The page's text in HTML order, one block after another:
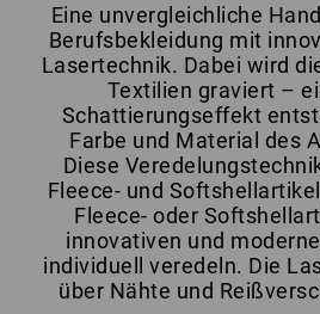
Eine unvergleichliche
Berufsbekleidung mit
Lasertechnik. Dabei wird
Textilien graviert –
Schattierungseffekt
Farbe und Material des
Diese
Fleece- und
Fleece- oder
innovativen und
individuell veredeln. Die
über Nähte und